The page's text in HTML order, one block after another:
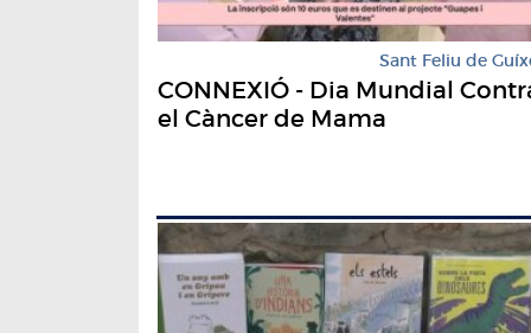
Sant Feliu de
CONNEXIÓ - Dia Mundial
el Càncer de Mama